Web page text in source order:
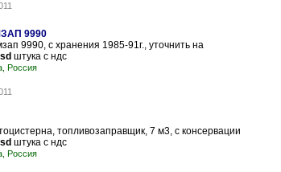
9990
9990, с хранения 1985-91г., уточнить на
штука с ндс
Россия
топливозаправщик, 7 м3, с консервации
штука с ндс
Россия